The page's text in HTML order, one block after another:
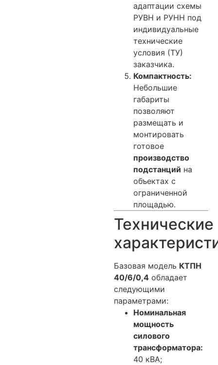
адаптации схемы
РУВН и РУНН под
индивидуальные
технические
условия (ТУ)
заказчика.
Компактность:
Небольшие
габариты
позволяют
размещать и
монтировать
готовое
производство
подстанций на
объектах с
ограниченной
площадью.
Технические
Базовая модель КТПН
40/6/0,4 обладает
следующими
параметрами:
Номинальная
мощность
силового
трансформатора:
40 кВА;